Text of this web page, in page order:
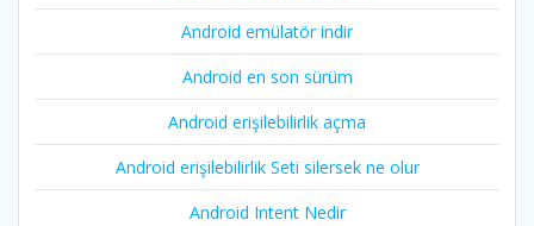
Android emülatör indir
Android en son sürüm
Android erişilebilirlik açma
Android erişilebilirlik Seti silersek ne olur
Android Intent Nedir